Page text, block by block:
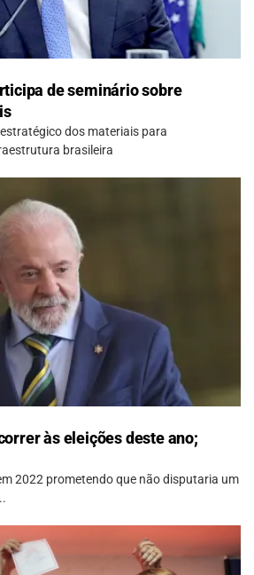
de seminário sobre
dos materiais para
brasileira
às eleições deste ano;
2022 prometendo que não disputaria um